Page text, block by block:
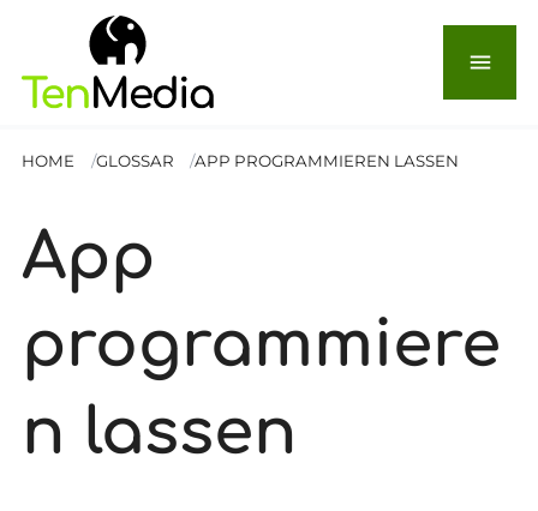
menu
HOME GLOSSAR APP PROGRAMMIEREN LASSEN
App
programmiere
n lassen